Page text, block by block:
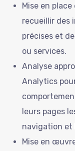
Mise en
recueillir des
précises et
ou services.
Analyse
Analytics
leurs pages
navigation et
Mise en